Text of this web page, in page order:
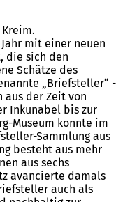
mit einer neuen
die sich den
Schätze des
„Briefsteller“ -
aus der Zeit von
Inkunabel bis zur
Museum konnte im
Sammlung aus
besteht aus mehr
aus sechs
avancierte damals
auch als